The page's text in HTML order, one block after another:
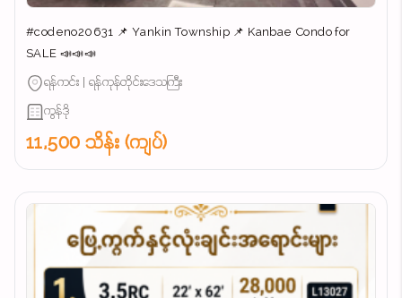
#codeno20631 📌 Yankin Township 📌 Kanbae Condo for
SALE 📣📣📣
ရန်ကင်း | ရန်ကုန်တိုင်းဒေသကြီး
ကွန်ဒို
11,500 သိန်း (ကျပ်)